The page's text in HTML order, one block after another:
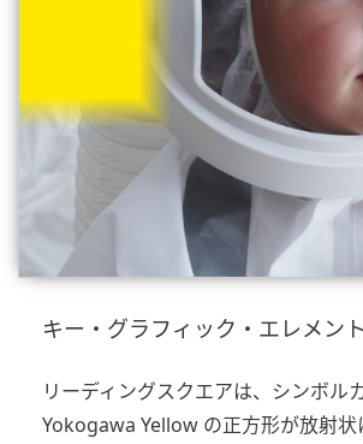
キー・グラフィック・エレメント
リーディングスクエアは、シンボル
Yokogawa Yellow の正方形が放射状